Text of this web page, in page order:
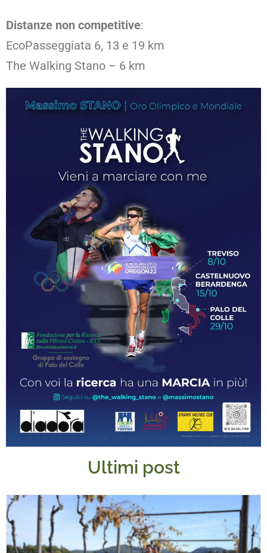
Distanze non competitive:
EcoPasseggiata 6, 13 e 19 km
The Walking Stano – 6 km
Ultimi post